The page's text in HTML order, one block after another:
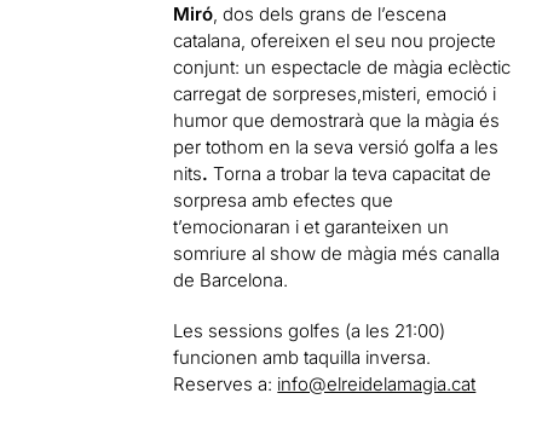
Miró , dos dels grans de l’escena
catalana, ofereixen el seu nou projecte
conjunt: un espectacle de màgia eclèctic
carregat de sorpreses,misteri, emoció i
humor que demostrarà que la màgia és
per tothom en la seva versió golfa a les
nits. Torna a trobar la teva capacitat de
sorpresa amb efectes que
t’emocionaran i et garanteixen un
somriure al show de màgia més canalla
de Barcelona.
Les sessions golfes (a les 21:00)
funcionen amb taquilla inversa.
Reserves a: info@elreidelamagia.cat